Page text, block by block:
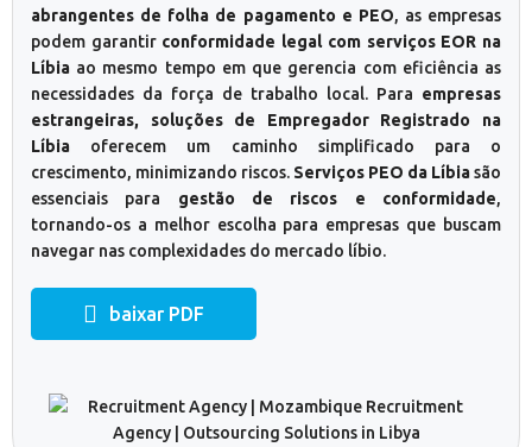
abrangentes de folha de pagamento e PEO, as empresas
podem garantir conformidade legal com serviços EOR na
Líbia ao mesmo tempo em que gerencia com eficiência as
necessidades da força de trabalho local. Para empresas
estrangeiras, soluções de Empregador Registrado na
Líbia oferecem um caminho simplificado para o
crescimento, minimizando riscos. Serviços PEO da Líbiasão
essenciais para gestão de riscos e conformidade,
tornando-os a melhor escolha para empresas que buscam
navegar nas complexidades do mercado líbio.
baixar PDF